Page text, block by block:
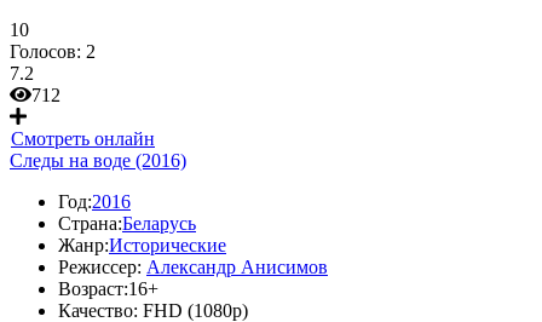
10
Голосов: 2
7.2
712
Смотреть онлайн
Следы на воде (2016)
Год:2016
Страна:Беларусь
Жанр:Исторические
Режиссер: Александр Анисимов
Возраст:16+
Качество: FHD (1080p)